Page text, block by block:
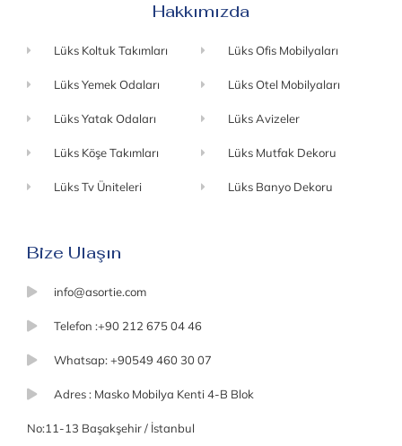
Hakkımızda
Lüks Koltuk Takımları
Lüks Yemek Odaları
Lüks Yatak Odaları
Lüks Köşe Takımları
Lüks Tv Üniteleri
Lüks Ofis Mobilyaları
Lüks Otel Mobilyaları
Lüks Avizeler
Lüks Mutfak Dekoru
Lüks Banyo Dekoru
Bize Ulaşın
info@asortie.com
Telefon :+90 212 675 04 46
Whatsap: +90549 460 30 07
Adres : Masko Mobilya Kenti 4-B Blok
No:11-13 Başakşehir / İstanbul